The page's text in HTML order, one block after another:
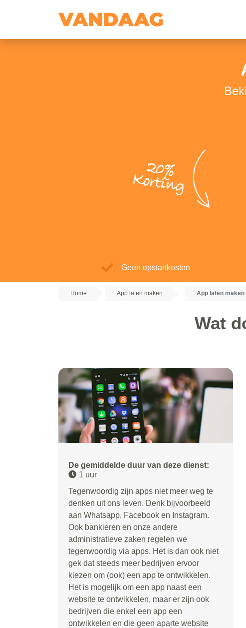
20%
Korting
Geen opstartkosten
Home App laten maken App laten
Wat
De gemiddelde duur van deze dienst:
1 uur
Tegenwoordig zijn apps niet meer weg te
denken uit ons leven. Denk bijvoorbeeld
aan Whatsapp, Facebook en Instagram.
Ook bankieren en onze andere
administratieve zaken regelen we
tegenwoordig via apps. Het is dan ook niet
gek dat steeds meer bedrijven ervoor
kiezen om (ook) een app te ontwikkelen.
Het is mogelijk om een app naast een
website te ontwikkelen, maar er zijn ook
bedrijven die enkel een app een
ontwikkelen en die geen aparte website